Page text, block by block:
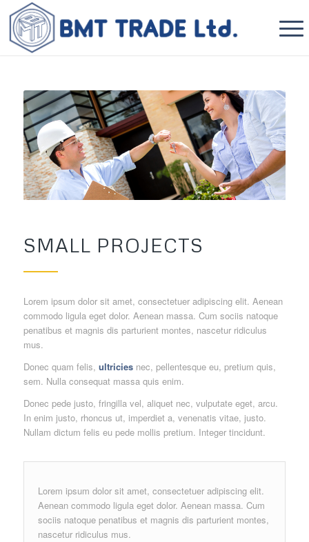
SMALL PROJECTS
Lorem ipsum dolor sit amet, consectetuer adipiscing elit. Aenean
commodo ligula eget dolor. Aenean massa. Cum sociis natoque
penatibus et magnis dis parturient montes, nascetur ridiculus
mus.
Donec quam felis, ultriciesnec, pellentesque eu, pretium quis,
sem. Nulla consequat massa quis enim.
Donec pede justo, fringilla vel, aliquet nec, vulputate eget, arcu.
In enim justo, rhoncus ut, imperdiet a, venenatis vitae, justo.
Nullam dictum felis eu pede mollis pretium. Integer tincidunt.
Lorem ipsum dolor sit amet, consectetuer adipiscing elit.
Aenean commodo ligula eget dolor. Aenean massa. Cum
sociis natoque penatibus et magnis dis parturient montes,
nascetur ridiculus mus.